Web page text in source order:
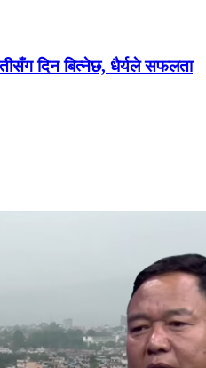
दिन बित्नेछ, धैर्यले सफलता